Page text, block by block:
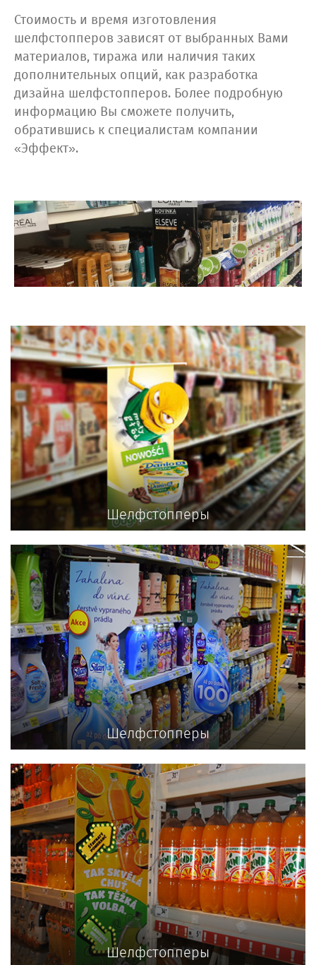
Стоимость и время изготовления
шелфстопперов зависят от выбранных Вами
материалов, тиража или наличия таких
дополнительных опций, как разработка
дизайна шелфстопперов. Более подробную
информацию Вы сможете получить,
обратившись к специалистам компании
«Эффект».
Шелфстопперы
Шелфстопперы
Шелфстопперы